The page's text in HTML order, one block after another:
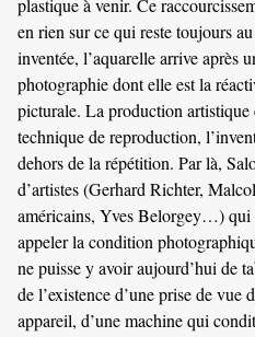
en rien sur ce qui reste toujours
inventée, l’aquarelle arrive après
photographie dont elle est la
picturale. La production artistique
technique de reproduction,
dehors de la répétition. Par là,
d’artistes (Gerhard Richter,
américains, Yves Belorgey…) qui
appeler la condition
ne puisse y avoir aujourd’hui de
de l’existence d’une prise de vue
appareil, d’une machine qui